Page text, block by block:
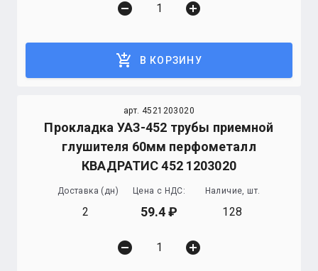
remove_circle add_circle
add_shopping_cart В КОРЗИНУ
арт. 4521203020
Прокладка УАЗ-452 трубы приемной
глушителя 60мм перфометалл
КВАДРАТИС 452 1203020
Доставка (дн)
2
Цена с НДС:
59.4
Наличие, шт.
128
remove_circle add_circle